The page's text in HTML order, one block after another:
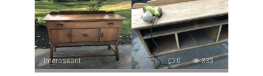
Interessant 0 333